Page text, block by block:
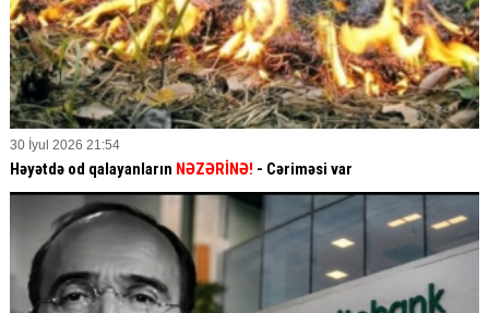
30 İyul 2026 21:54
Həyətdə od qalayanların NƏZƏRİNƏ! - Cəriməsi var